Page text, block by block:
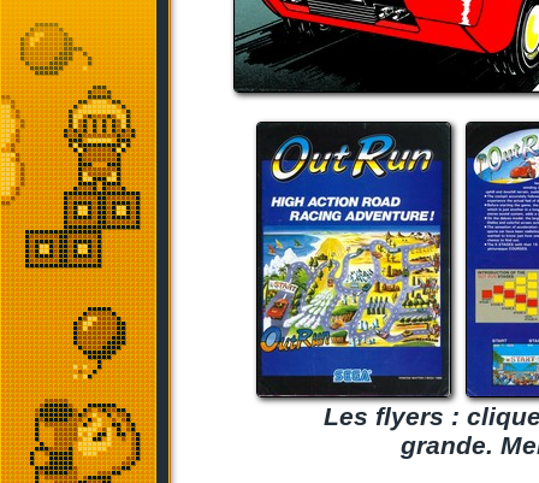
Les flyers :
grande.